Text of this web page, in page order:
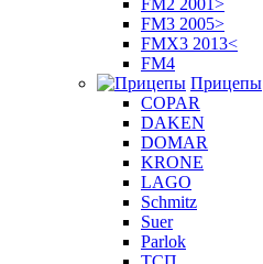
FM2 2001>
FM3 2005>
FMX3 2013<
FM4
Прицепы
COPAR
DAKEN
DOMAR
KRONE
LAGO
Schmitz
Suer
Parlok